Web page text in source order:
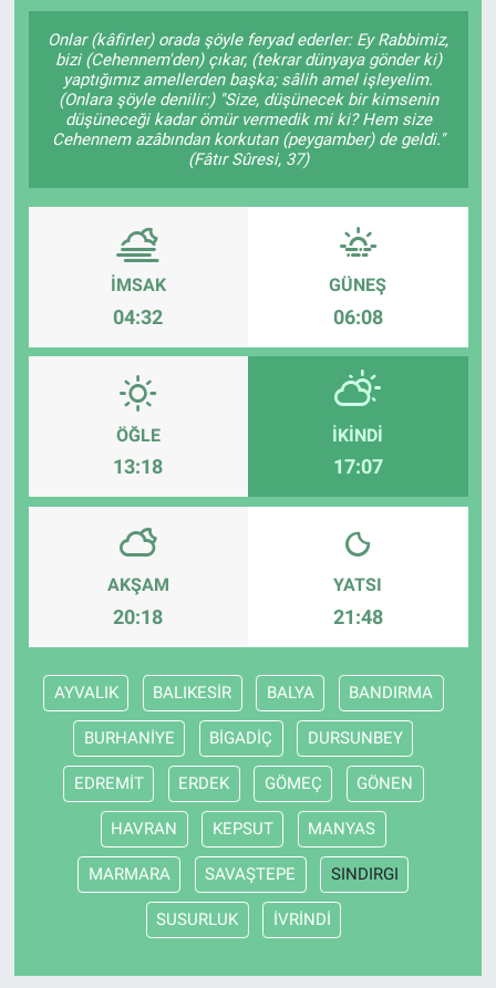
Onlar (kâfirler) orada şöyle feryad ederler: Ey Rabbimiz,
bizi (Cehennem'den) çıkar, (tekrar dünyaya gönder ki)
yaptığımız amellerden başka; sâlih amel işleyelim.
(Onlara şöyle denilir:) "Size, düşünecek bir kimsenin
düşüneceği kadar ömür vermedik mi ki? Hem size
Cehennem azâbından korkutan (peygamber) de geldi."
(Fâtır Sûresi, 37)
İMSAK
04:32
GÜNEŞ
06:08
ÖĞLE
13:18
İKINDI
17:07
AKŞAM
20:18
YATSI
21:48
AYVALIK BALIKESİR BALYA BANDIRMA
BURHANİYE BİGADİÇ DURSUNBEY
EDREMİT ERDEK GÖMEÇ GÖNEN
HAVRAN KEPSUT MANYAS
MARMARA SAVAŞTEPE SINDIRGI
SUSURLUK İVRİNDİ
BASKETBOL
SAĞLIK
GENEL
KÜLTÜR SANAT
EKONOMİ
ÇEVRE
HABERDE İNSAN
POLİTİKA
MAGAZİN
Bilim, Teknoloji